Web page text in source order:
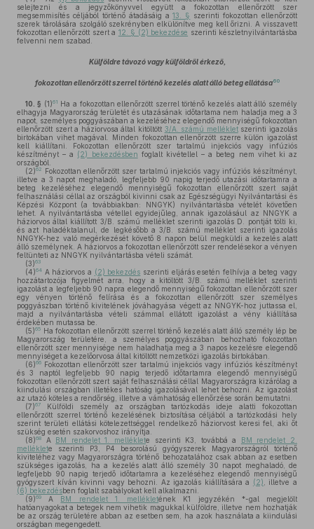
selejtezni és a jegyzőkönyvvel együtt a fokozottan ellenőrzött szer
megsemmisítés céljából történő átadásáig a13. § szerinti fokozottan ellenőrzött
szerek tárolására szolgáló szekrényben elkülönítve meg kell őrizni. A visszavett
fokozottan ellenőrzött szert a 12. § (2) bekezdése szerinti készletnyilvántartásba
felvenni nem szabad.
Külföldre távozó vagy külföldről érkező,
fokozottan ellenőrzött szerrel történő kezelés alatt álló beteg ellátása60
10. § (1)61 Ha a fokozottan ellenőrzött szerrel történő kezelés alatt álló személy
elhagyja Magyarország területét és utazásának időtartama nem haladja meg a 3
napot, személyes poggyászában a kezeléséhez elegendő mennyiségű fokozottan
ellenőrzött szert a háziorvosa által kitöltött 3/A. számú mellékletszerinti igazolás
birtokában vihet magával. Minden fokozottan ellenőrzött szerre külön igazolást
kell kiállítani. Fokozottan ellenőrzött szer tartalmú injekciós vagy infúziós
készítményt – a (2) bekezdésben foglalt kivétellel – a beteg nem vihet ki az
országból.
(2)62
Fokozottan ellenőrzött szer tartalmú injekciós vagy infúziós készítményt,
illetve a 3 napot meghaladó, legfeljebb 90 napig terjedő utazási időtartamra a
beteg kezeléséhez elegendő mennyiségű fokozottan ellenőrzött szert saját
felhasználási céllal az országból kivinni csak az Egészségügyi Nyilvántartási és
Képzési Központ (a továbbiakban: NNGYK) nyilvántartásba vételét követően
lehet. A nyilvántartásba vétellel egyidejűleg, annak igazolásául az NNGYK a
háziorvos által kiállított 3/B. számú melléklet szerinti igazolás D. pontját tölti ki,
és azt haladéktalanul, de legkésőbb a 3/B. számú melléklet szerinti igazolás
NNGYK-hez való megérkezését követő 8 napon belül megküldi a kezelés alatt
álló személynek. A háziorvos a fokozottan ellenőrzött szer rendelésekor a vényen
feltünteti az NNGYK nyilvántartásba vételi számát.
(3)63
(4)64 A háziorvos a (2) bekezdés szerinti eljárás esetén felhívja a beteg vagy
hozzátartozója figyelmét arra, hogy a kitöltött 3/B. számú melléklet szerinti
igazolást a legfeljebb 90 napra elegendő mennyiségű fokozottan ellenőrzött szer
egy vényen történő felírása és a fokozottan ellenőrzött szer személyes
poggyászban történő kivitelének jóváhagyása végett az NNGYK-hoz juttassa el,
majd a nyilvántartásba vételi számmal ellátott igazolást a vény kiállítása
érdekében mutassa be.
(5)65 Ha fokozottan ellenőrzött szerrel történő kezelés alatt álló személy lép be
Magyarország területére, a személyes poggyászában behozható fokozottan
ellenőrzött szer mennyisége nem haladhatja meg a 3 napos kezelésre elegendő
mennyiséget a kezelőorvosa által kitöltött nemzetközi igazolás birtokában.
(6)66 Fokozottan ellenőrzött szer tartalmú injekciós vagy infúziós készítményt
és 3 naptól legfeljebb 90 napig terjedő időtartamra elegendő mennyiségű
fokozottan ellenőrzött szert saját felhasználási céllal Magyarországra kizárólag a
kiindulási országban illetékes hatóság igazolásával lehet behozni. Az igazolást
az utazó köteles a rendőrség, illetve a vámhatóság ellenőrzése során bemutatni.
(7)67
Külföldi személy az országban tartózkodás ideje alatti fokozottan
ellenőrzött szerrel történő kezelésének biztosítása céljából a tartózkodási hely
szerint területi ellátási kötelezettséggel rendelkező háziorvost keresi fel, aki őt
szükség esetén szakorvoshoz irányítja.
(8)68 A BM rendelet 1. melléklete szerinti K3, továbbá a BM rendelet 2.
melléklete szerinti P3, P4 besorolású gyógyszerek Magyarországról történő
kiviteléhez vagy Magyarországra történő behozatalához csak abban az esetben
szükséges igazolás, ha a kezelés alatt álló személy 30 napot meghaladó, de
legfeljebb 90 napig terjedő időtartamra a kezeléséhez elegendő mennyiségű
gyógyszert kíván kivinni vagy behozni. Az igazolás kiállítására a (2) , illetve a
(6) bekezdésben foglalt szabályokat kell alkalmazni.
(9)69 A BM rendelet 1. mellékletének K1 jegyzékén *-gal megjelölt
hatóanyagokat a betegek nem vihetik magukkal külföldre, illetve nem hozhatják
be az ország területére abban az esetben sem, ha azok használata a kiindulási
országban megengedett.